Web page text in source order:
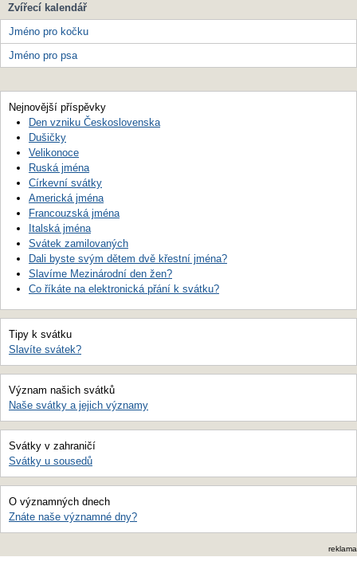
Zvířecí kalendář
Jméno pro kočku
Jméno pro psa
Nejnovější příspěvky
Den vzniku Československa
Dušičky
Velikonoce
Ruská jména
Církevní svátky
Americká jména
Francouzská jména
Italská jména
Svátek zamilovaných
Dali byste svým dětem dvě křestní jména?
Slavíme Mezinárodní den žen?
Co říkáte na elektronická přání k svátku?
Tipy k svátku
Slavíte svátek?
Význam našich svátků
Naše svátky a jejich významy
Svátky v zahraničí
Svátky u sousedů
O významných dnech
Znáte naše významné dny?
reklama